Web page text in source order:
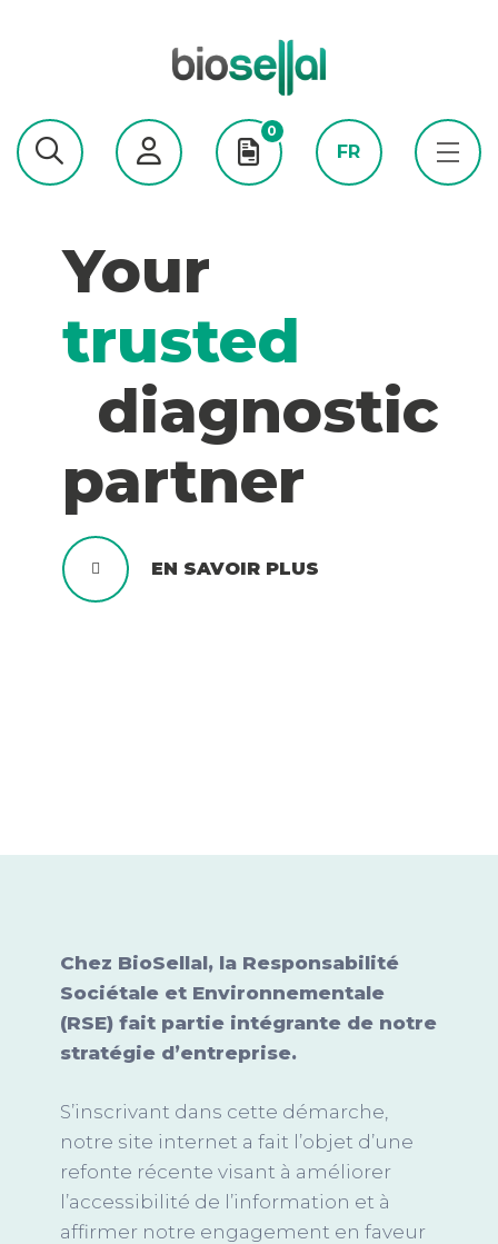
0
FR
Your
trusted
diagnostic
partner
EN SAVOIR PLUS
Chez BioSellal, la Responsabilité
Sociétale et Environnementale
(RSE) fait partie intégrante de notre
stratégie d’entreprise.
S’inscrivant dans cette démarche,
notre site internet a fait l’objet d’une
refonte récente visant à améliorer
l’accessibilité de l’information et à
affirmer notre engagement en faveur